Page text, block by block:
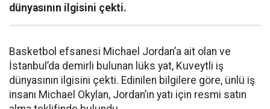
dünyasının ilgisini çekti.
Basketbol efsanesi Michael Jordan’a ait olan ve
İstanbul’da demirli bulunan lüks yat, Kuveytli iş
dünyasının ilgisini çekti. Edinilen bilgilere göre, ünlü iş
insanı Michael Okylan, Jordan’ın yatı için resmi satın